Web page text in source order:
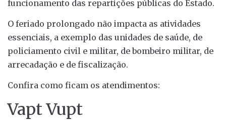
funcionamento das repartições públicas do Estado.
O feriado prolongado não impacta as atividades
essenciais, a exemplo das unidades de saúde, de
policiamento civil e militar, de bombeiro militar, de
arrecadação e de fiscalização.
Confira como ficam os atendimentos:
Vapt Vupt